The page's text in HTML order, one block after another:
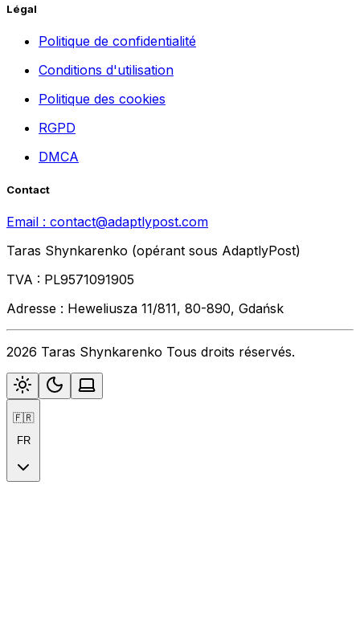
Légal
Politique de confidentialité
Conditions d'utilisation
Politique des cookies
RGPD
DMCA
Contact
Email : contact@adaptlypost.com
Taras Shynkarenko (opérant sous AdaptlyPost)
TVA : PL9571091905
Adresse : Heweliusza 11/811, 80-890, Gdańsk
2026 Taras Shynkarenko Tous droits réservés.
🇫🇷
FR